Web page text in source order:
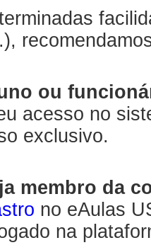
ou
acesso no
exclusivo.
membro da
no eAulas
na